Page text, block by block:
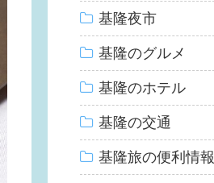
基隆夜市
基隆のグルメ
基隆のホテル
基隆の交通
基隆旅の便利情報